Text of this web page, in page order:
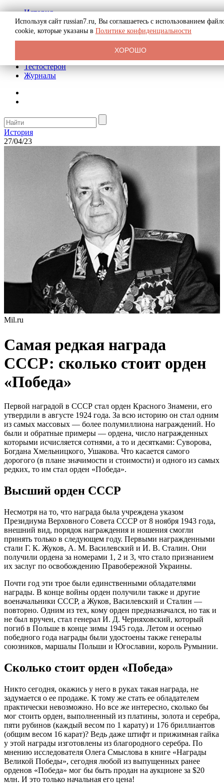
История
Биография
Криминал
Реклама на сайте
Тестостерон
Журналы
История
27/04/23
Mil.ru
Самая редкая награда
СССР: сколько стоит орден
«Победа»
Первой наградой в СССР стал орден Красного Знамени, его
утвердили в августе 1924 года. За всю историю он стал одним
из самых массовых — более полумиллиона награждений. Но
были и обратные примеры — ордена, число награжденных
которыми исчисляется сотнями, а то и десятками: Суворова,
Богдана Хмельницкого, Ушакова. Что касается самого
дорогого (в плане значимости и стоимости) и одного из самых
редких, то им стал орден «Победа».
Высший орден СССР
Несмотря на то, что награда была учреждена указом
Президиума Верховного Совета СССР от 8 ноября 1943 года,
внешний вид, порядок награждения и ношения смогли
принять только в следующем году. Первыми награжденными
стали Г. К. Жуков, А. М. Василевский и И. В. Сталин. Они
получили ордена за номерами 1, 2 и 3, что стало признанием
их заслуг по освобождению Правобережной Украины.
Почти год эти трое были единственными обладателями
награды. В конце войны орден получили также и другие
военачальники СССР, а Жуков, Василевский и Сталин —
повторно. Одним из тех, кому орден предназначался, но так и
не был вручен, стал генерал И. Д. Черняховский, который
погиб в Польше в конце зимы 1945 года. Летом и осенью
победного года награды были удостоены также генералы
союзников, маршалы Польши и Югославии, король Румынии.
Сколько стоит орден «Победа»
Никто сегодня, окажись у него в руках такая награда, не
задумается о ее продаже. К тому же стать ее обладателем
практически невозможно. Но все же интересно, сколько бы
мог стоить орден, выполненный из платины, золота и серебра,
пяти рубинов (каждый весом по 1 карату) и 176 бриллиантов
(общим весом 16 карат)? Ведь даже штифт и прижимная гайка
у этой награды изготовлены из благородного серебра. По
мнению исследователя Олега Смыслова в книге «Награды
Великой Победы», сегодня любой из выпущенных ранее
орденов «Победа» мог бы быть продан на аукционе за $20
млн. И это только начальная его цена!
Используя сайт russian7.ru, Вы соглашаетесь с использованием
cookie, которые указаны в Политике конфиденциальности
ХОРОШО